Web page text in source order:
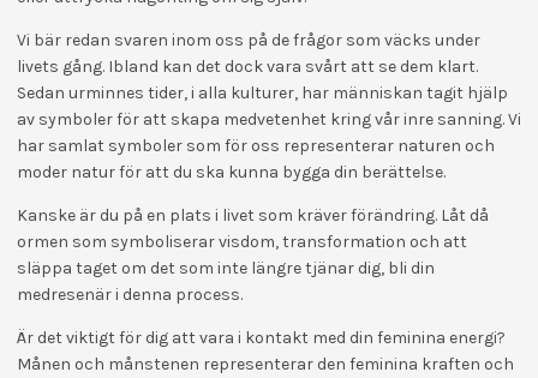
Vi bär redan svaren inom oss på de frågor som väcks under
livets gång. Ibland kan det dock vara svårt att se dem klart.
Sedan urminnes tider, i alla kulturer, har människan tagit hjälp
av symboler för att skapa medvetenhet kring vår inre sanning. Vi
har samlat symboler som för oss representerar naturen och
moder natur för att du ska kunna bygga din berättelse.
Kanske är du på en plats i livet som kräver förändring. Låt då
ormen som symboliserar visdom, transformation och att
släppa taget om det som inte längre tjänar dig, bli din
medresenär i denna process.
Är det viktigt för dig att vara i kontakt med din feminina energi?
Månen och månstenen representerar den feminina kraften och